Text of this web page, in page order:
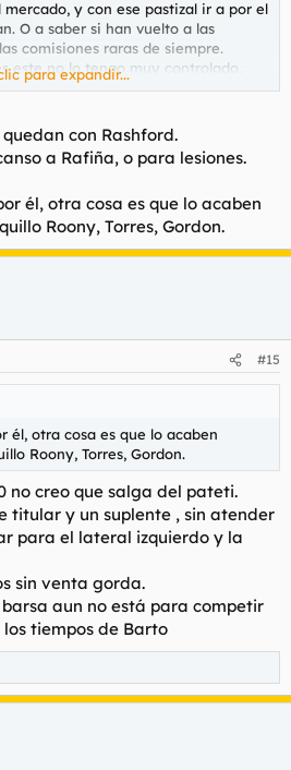
y con ese pastizal ir a por el
O a saber si han vuelto a las
comisiones raras de siempre.
este no lo tengo muy controlado,
Champions contra el Barça y un par
para expandir...
con Rashford.
a Rafiña, o para lesiones.
él, otra cosa es que lo acaben
Roony, Torres, Gordon.
#15
él, otra cosa es que lo acaben
Roony, Torres, Gordon.
no creo que salga del pateti.
titular y un suplente , sin atender
para el lateral izquierdo y la
sin venta gorda.
aun no está para competir
tiempos de Barto